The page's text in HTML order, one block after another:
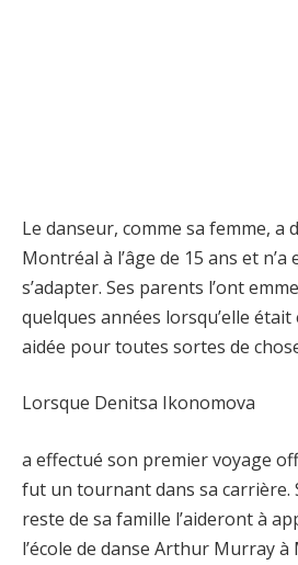
Le danseur, comme sa femme, a
Montréal à l’âge de 15 ans et
s’adapter. Ses parents l’ont
quelques années lorsqu’elle
aidée pour toutes sortes de
Lorsque Denitsa Ikonomova
a effectué son premier voyage
fut un tournant dans sa carrière.
reste de sa famille l’aideront à
l’école de danse Arthur Murray à